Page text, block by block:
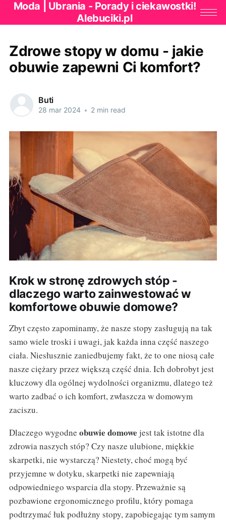
Moda | Ubrania - Porady i ciekawostki!
Alebuciki.pl
Zdrowe stopy w domu - jakie
obuwie zapewni Ci komfort?
Buti
28 mar 2024 • 2 min read
Krok w stronę zdrowych stóp -
dlaczego warto zainwestować w
komfortowe obuwie domowe?
Zbyt często zapominamy, że nasze stopy zasługują na tak
samo wiele troski i uwagi, jak każda inna część naszego
ciała. Niesłusznie zaniedbujemy fakt, że to one niosą całe
nasze ciężary przez większą część dnia. Ich dobrobyt jest
kluczowy dla ogólnej wydolności organizmu, dlatego też
warto zadbać o ich komfort, zwłaszcza w domowym
zaciszu.
Dlaczego wygodne obuwie domowe jest tak istotne dla
zdrowia naszych stóp? Czy nasze ulubione, miękkie
skarpetki, nie wystarczą? Niestety, choć mogą być
przyjemne w dotyku, skarpetki nie zapewniają
odpowiedniego wsparcia dla stopy. Przeważnie są
pozbawione ergonomicznego profilu, który pomaga
podtrzymać łuk podłużny stopy, zapobiegając tym samym